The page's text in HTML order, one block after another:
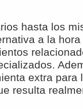
hasta los
a la
extra para
resulta